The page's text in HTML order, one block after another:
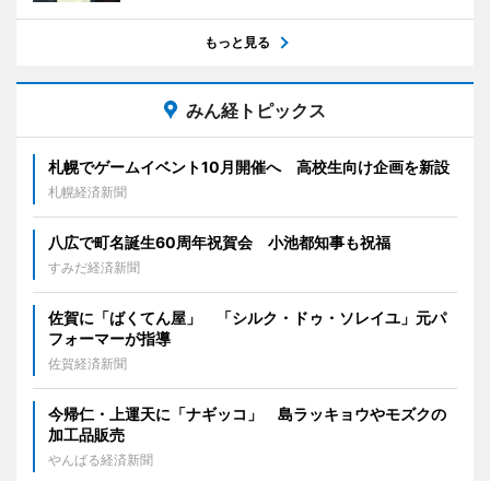
もっと見る
みん経トピックス
札幌でゲームイベント10月開催へ 高校生向け企画を新設
札幌経済新聞
八広で町名誕生60周年祝賀会 小池都知事も祝福
すみだ経済新聞
佐賀に「ばくてん屋」 「シルク・ドゥ・ソレイユ」元パ
フォーマーが指導
佐賀経済新聞
今帰仁・上運天に「ナギッコ」 島ラッキョウやモズクの
加工品販売
やんばる経済新聞